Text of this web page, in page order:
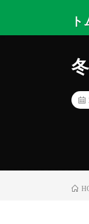
ト